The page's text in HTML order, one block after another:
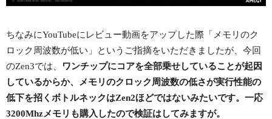
ちなみにYouTubeにレビュー動画をアップした際「メモリのク
ロック周波数が低い」というご指摘をいただきましたが、今回
のZen3では、
ワンチップにコアを全部乗せしていることが起因
しているからか、メモリのクロック周波数の低さが実行性能の
低下を招くボトルネックはZen2ほどではないみたいです。一応
3200Mhzメモリも購入したので検証はしてみますが。